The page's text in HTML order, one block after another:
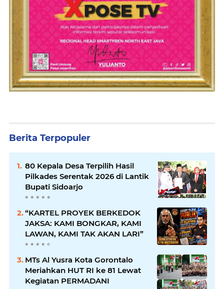
Berita Terpopuler
80 Kepala Desa Terpilih Hasil
Pilkades Serentak 2026 di Lantik
Bupati Sidoarjo
“KARTEL PROYEK BERKEDOK
JAKSA: KAMI BONGKAR, KAMI
LAWAN, KAMI TAK AKAN LARI”
MTs Al Yusra Kota Gorontalo
Meriahkan HUT RI ke 81 Lewat
Kegiatan PERMADANI